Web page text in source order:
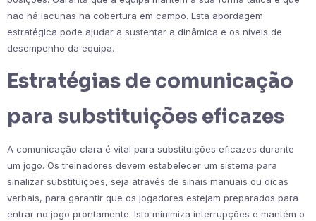
não há lacunas na cobertura em campo. Esta abordagem
estratégica pode ajudar a sustentar a dinâmica e os níveis de
desempenho da equipa.
Estratégias de comunicação
para substituições eficazes
A comunicação clara é vital para substituições eficazes durante
um jogo. Os treinadores devem estabelecer um sistema para
sinalizar substituições, seja através de sinais manuais ou dicas
verbais, para garantir que os jogadores estejam preparados para
entrar no jogo prontamente. Isto minimiza interrupções e mantém o